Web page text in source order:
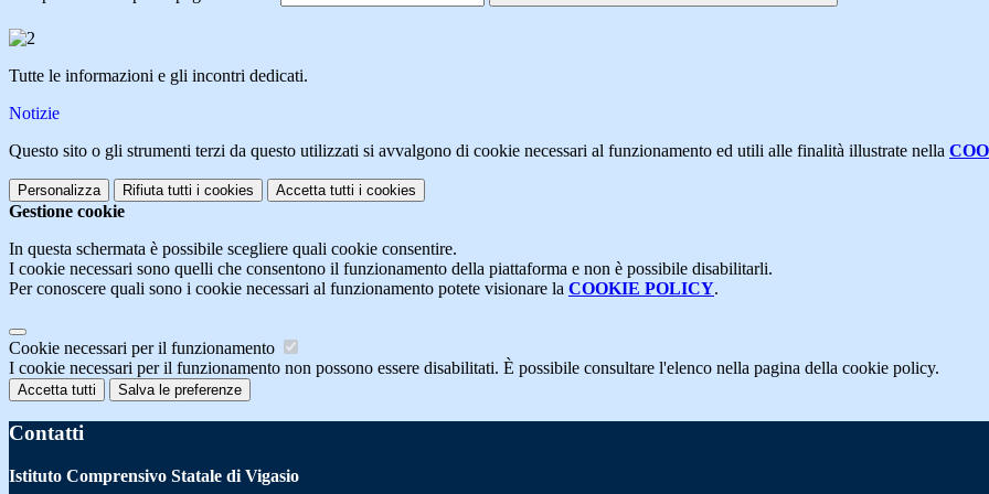
Tutte le informazioni e gli incontri dedicati.
Notizie
Questo sito o gli strumenti terzi da questo utilizzati si avvalgono di cookie necessari al funzionamento ed utili alle finalità illustrate nella
Personalizza Rifiuta tutti i cookies Accetta tutti i cookies
Gestione cookie
In questa schermata è possibile scegliere quali cookie consentire.
I cookie necessari sono quelli che consentono il funzionamento della piattaforma e non è possibile disabilitarli.
Per conoscere quali sono i cookie necessari al funzionamento potete visionare la COOKIE POLICY.
Cookie necessari per il funzionamento
I cookie necessari per il funzionamento non possono essere disabilitati. È possibile consultare l'elenco nella pagina della cookie policy.
Accetta tutti Salva le preferenze
Contatti
Istituto Comprensivo Statale di Vigasio